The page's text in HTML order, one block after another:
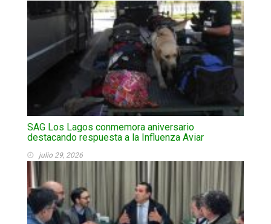
SAG Los Lagos conmemora aniversario
destacando respuesta a la Influenza Aviar
julio 29, 2026